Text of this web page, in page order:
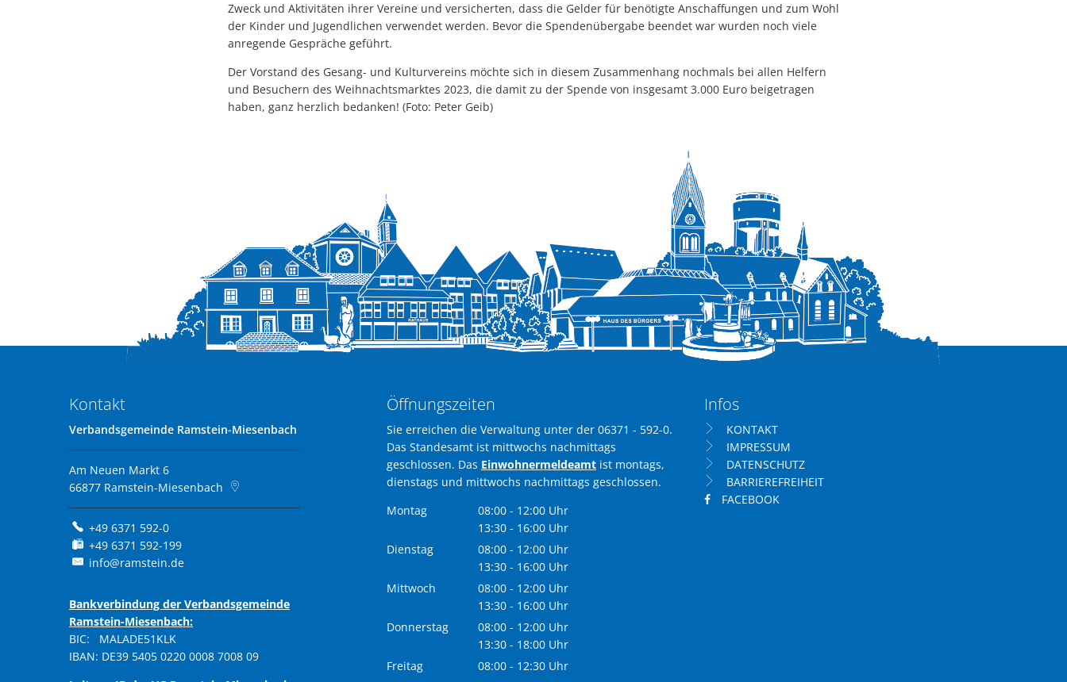
Zweck und Aktivitäten ihrer Vereine und versicherten, dass die Gelder für benötigte Anschaffungen und zum Wohl
der Kinder und Jugendlichen verwendet werden. Bevor die Spendenübergabe beendet war wurden noch viele
anregende Gespräche geführt.
Der Vorstand des Gesang- und Kulturvereins möchte sich in diesem Zusammenhang nochmals bei allen Helfern
und Besuchern des Weihnachtsmarktes 2023, die damit zu der Spende von insgesamt 3.000 Euro beigetragen
haben, ganz herzlich bedanken! (Foto: Peter Geib)
Kontakt
Verbandsgemeinde Ramstein-Miesenbach
Am Neuen Markt 6
66877 Ramstein-Miesenbach
+49 6371 592-0
+49 6371 592-199
info@ramstein.de
Bankverbindung der Verbandsgemeinde
Ramstein-Miesenbach:
BIC: MALADE51KLK
IBAN: DE39 5405 0220 0008 7008 09
Öffnungszeiten
Sie erreichen die Verwaltung unter der 06371 - 592-0.
Das Standesamt ist mittwochs nachmittags
geschlossen. Das Einwohnermeldeamt ist montags,
dienstags und mittwochs nachmittags geschlossen.
Montag
08:00 - 12:00 Uhr
Von 08:00 bis 12:00 Uhr
13:30 - 16:00 Uhr
Von 13:30 bis 16:00 Uhr
Dienstag 08:00 - 12:00 Uhr
Von 08:00 bis 12:00 Uhr
13:30 - 16:00 Uhr
Von 13:30 bis 16:00 Uhr
Mittwoch 08:00 - 12:00 Uhr
Von 08:00 bis 12:00 Uhr
13:30 - 16:00 Uhr
Von 13:30 bis 16:00 Uhr
Donnerstag 08:00 - 12:00 Uhr
Von 08:00 bis 12:00 Uhr
13:30 - 18:00 Uhr
Von 13:30 bis 18:00 Uhr
Freitag 08:00 - 12:30 Uhr
Infos
KONTAKT
IMPRESSUM
DATENSCHUTZ
BARRIEREFREIHEIT
FACEBOOK